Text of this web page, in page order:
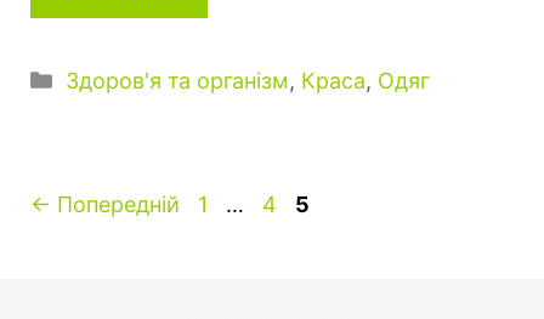
Категорії
Здоров'я та організм, Краса, Одяг
← Попередній Сторінка
1 … Сторінка
4 Сторінка
5